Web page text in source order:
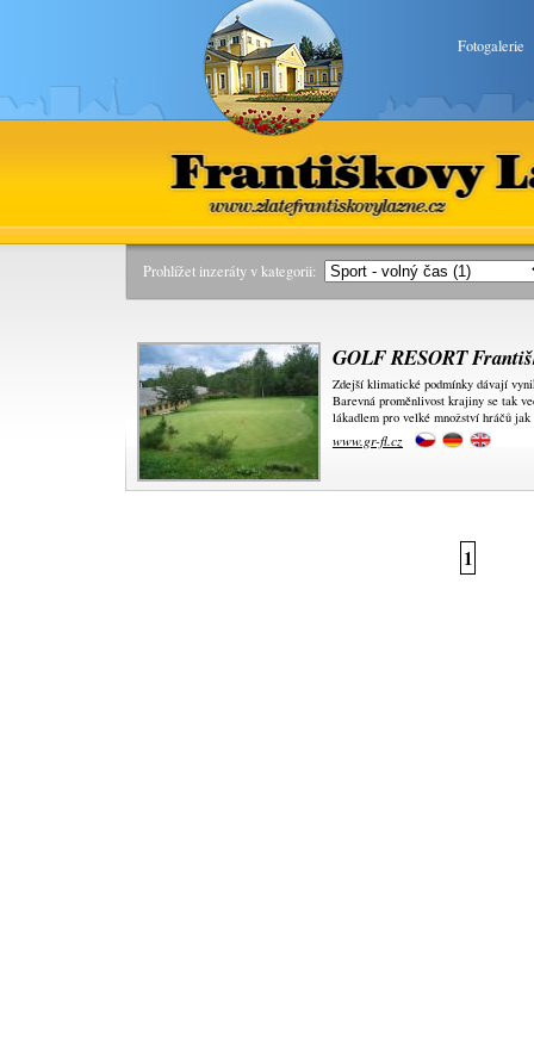
Fotogalerie
Prohlížet inzeráty v kategorii:
GOLF RESORT
Zdejší klimatické podmínky dávají
Barevná proměnlivost krajiny se tak
lákadlem pro velké množství hráčů
www.gr-fl.cz
1